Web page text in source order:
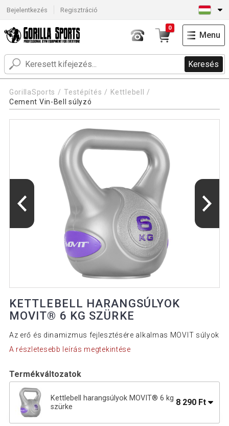
Bejelentkezés Regisztráció
Keresés
0
Menu
GorillaSports Testépítés
Kettlebell
Cement Vin-Bell súlyzó
KETTLEBELL HARANGSÚLYOK
MOVIT® 6 KG SZÜRKE
Az erő és dinamizmus fejlesztésére alkalmas MOVIT súlyok
A részletesebb leírás megtekintése
Termékváltozatok
Kettlebell harangsúlyok MOVIT® 6 kg
szürke
8 290 Ft